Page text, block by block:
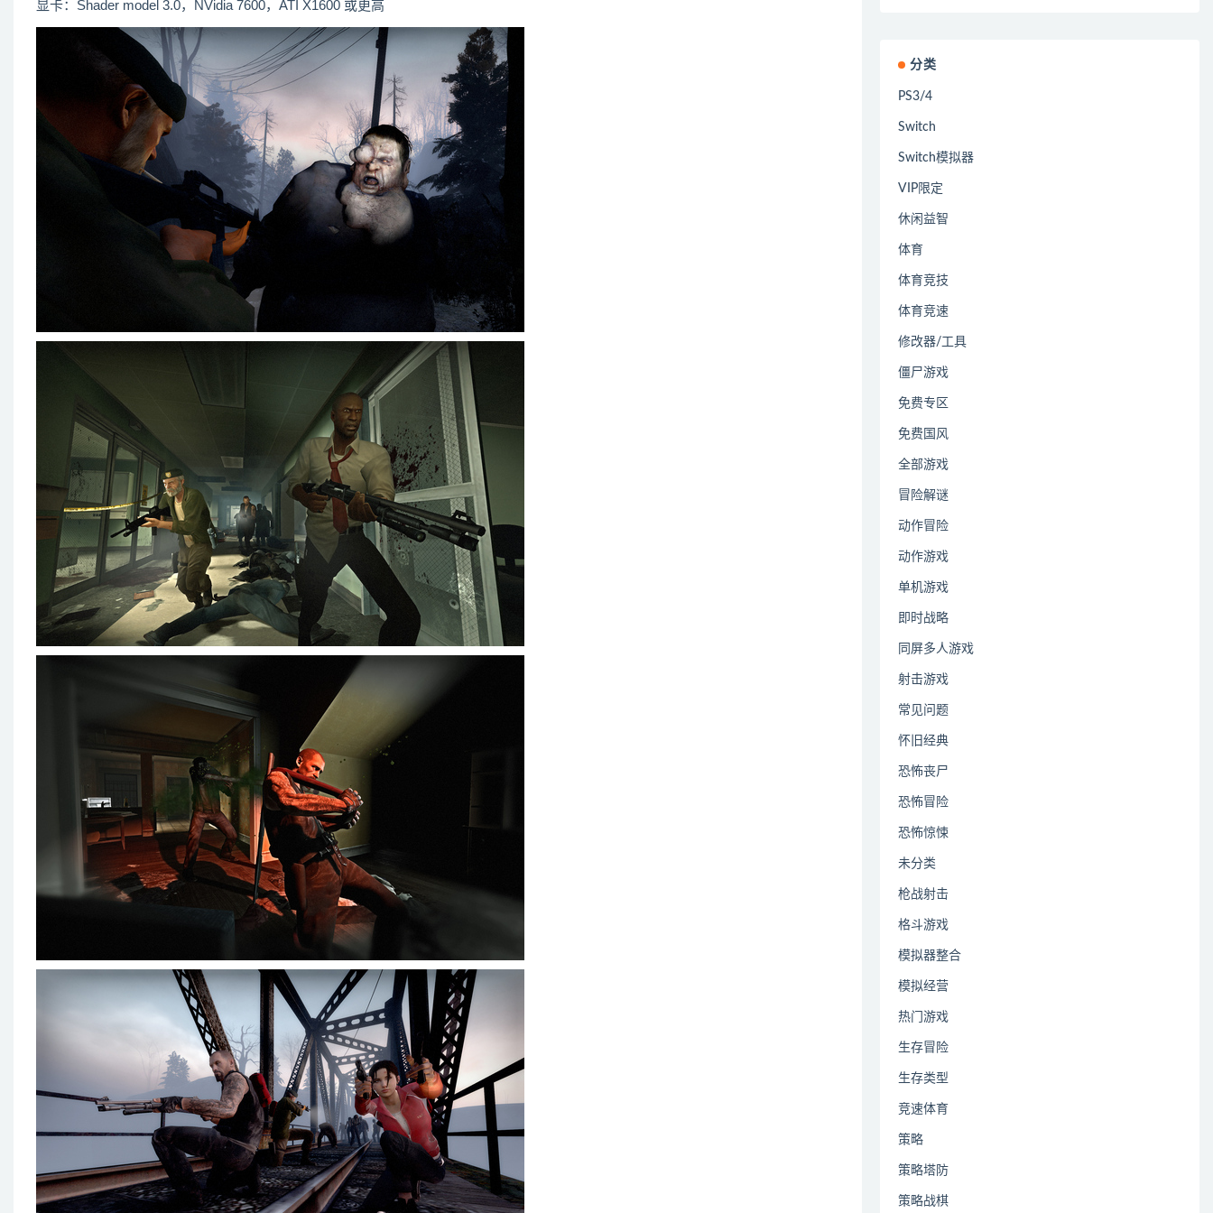
显卡：Shader model 3.0，NVidia 7600，ATI X1600 或更高
分类
PS3/4
Switch
Switch模拟器
VIP限定
休闲益智
体育
体育竞技
体育竞速
修改器/工具
僵尸游戏
免费专区
免费国风
全部游戏
冒险解谜
动作冒险
动作游戏
单机游戏
即时战略
同屏多人游戏
射击游戏
常见问题
怀旧经典
恐怖丧尸
恐怖冒险
恐怖惊悚
未分类
枪战射击
格斗游戏
模拟器整合
模拟经营
热门游戏
生存冒险
生存类型
竞速体育
策略
策略塔防
策略战棋